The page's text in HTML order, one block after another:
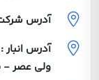
آدرس
آدرس
ولی عصر -